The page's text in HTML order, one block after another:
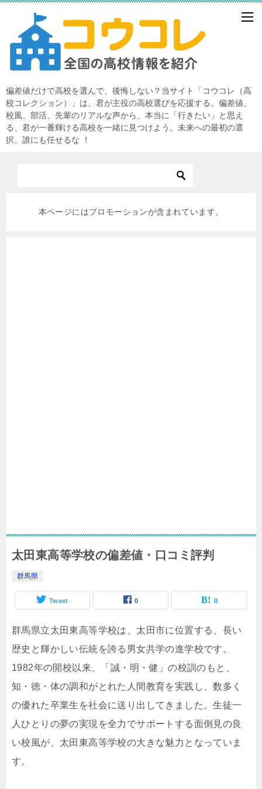
偏差値だけで高校を選んで、後悔しない？当サイト「コウコレ（高
校コレクション）」は、君が主役の高校選びを応援する。偏差値、
校風、部活、先輩のリアルな声から、本当に「行きたい」と思え
る、君が一番輝ける高校を一緒に見つけよう。未来への最初の選
択、誰にも任せるな ！
本ページにはプロモーションが含まれています。
太田東高等学校の偏差値・口コミ評判
群馬県
Tweet 0 0
群馬県立太田東高等学校は、太田市に位置する、長い
歴史と輝かしい伝統を誇る男女共学の進学校です。
1982年の開校以来、「誠・明・健」の校訓のもと、
知・徳・体の調和がとれた人間教育を実践し、数多く
の優れた卒業生を社会に送り出してきました。生徒一
人ひとりの夢の実現を全力でサポートする面倒見の良
い校風が、太田東高等学校の大きな魅力となっていま
す。